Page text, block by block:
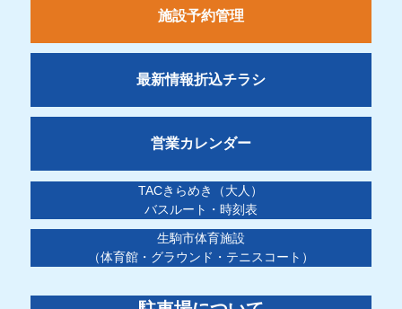
施設予約管理
最新情報折込チラシ
営業カレンダー
TACきらめき（大人）
バスルート・時刻表
生駒市体育施設
（体育館・グラウンド・テニスコート）